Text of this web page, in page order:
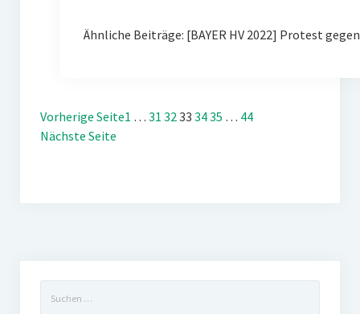
Ähnliche Beiträge: [BAYER HV 2022] Protest
Vorherige Seite1 … 31 3233 3435 … 44
Nächste Seite
nach: